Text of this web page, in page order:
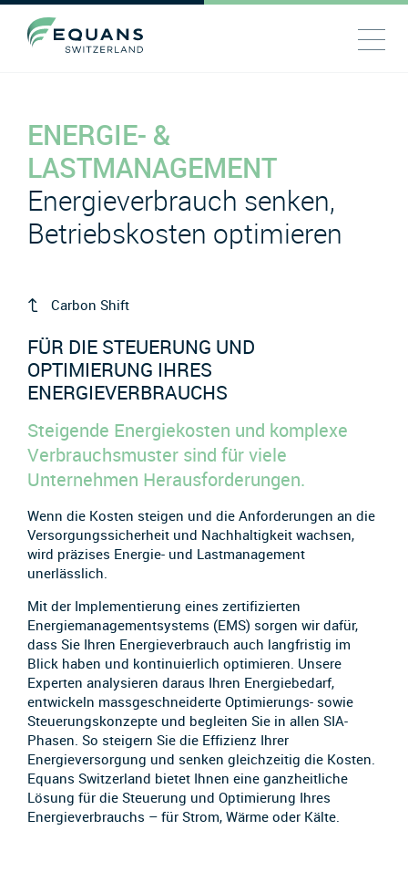
ENERGIE- &
LASTMANAGEMENT
Energieverbrauch senken,
Betriebskosten optimieren
Carbon Shift
FÜR DIE STEUERUNG UND
OPTIMIERUNG IHRES
ENERGIEVERBRAUCHS
Steigende Energiekosten und komplexe
Verbrauchsmuster sind für viele
Unternehmen Herausforderungen.
Wenn die Kosten steigen und die Anforderungen an die
Versorgungssicherheit und Nachhaltigkeit wachsen,
wird präzises Energie- und Lastmanagement
unerlässlich.
Mit der Implementierung eines zertifizierten
Energiemanagementsystems (EMS) sorgen wir dafür,
dass Sie Ihren Energieverbrauch auch langfristig im
Blick haben und kontinuierlich optimieren. Unsere
Experten analysieren daraus Ihren Energiebedarf,
entwickeln massgeschneiderte Optimierungs- sowie
Steuerungskonzepte und begleiten Sie in allen SIA-
Phasen. So steigern Sie die Effizienz Ihrer
Energieversorgung und senken gleichzeitig die Kosten.
Equans Switzerland bietet Ihnen eine ganzheitliche
Lösung für die Steuerung und Optimierung Ihres
Energieverbrauchs – für Strom, Wärme oder Kälte.